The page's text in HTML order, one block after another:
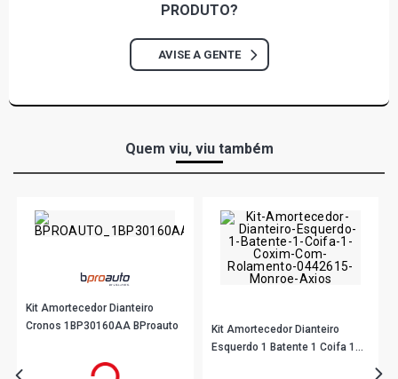
GOL G2 STD HATCH 1.6 8V AP (1995 - 1999)
GOL G2 ATLANTA HATCH 1.6 8V AP (1995 - 1998)
GOL G2 CLI HATCH 1.6 8V AP (1995 - 1996)
GOL G2 COPA HATCH 1.6 8V AP (1995 - 1996)
GOL G2 GL HATCH 1.6 8V AP (1995 - 1999)
GOL G2 I HATCH 1.6 8V AP (1995 - 1998)
PRODUTO?
AVISE A GENTE
Quem viu, viu também
Kit Amortecedor Dianteiro
Cronos 1BP30160AA BProauto
em até 1x de
Kit Amortecedor Dianteiro
Esquerdo 1 Batente 1 Coifa 1